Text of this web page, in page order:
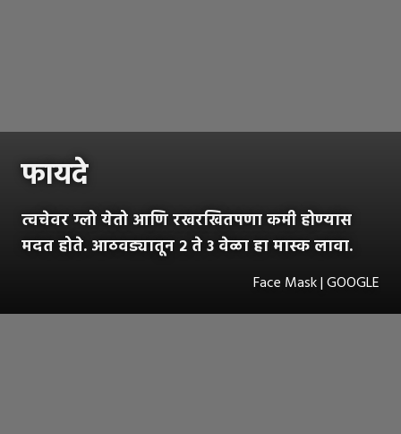
फायदे
त्वचेवर ग्लो येतो आणि रखरखितपणा कमी होण्यास
मदत होते. आठवड्यातून २ ते ३ वेळा हा मास्क लावा.
Face Mask | GOOGLE